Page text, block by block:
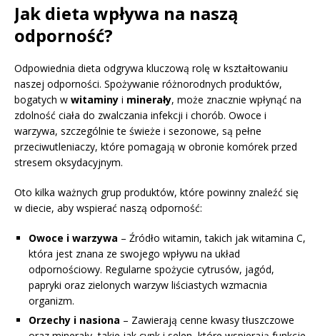
Jak dieta wpływa na naszą
odporność?
Odpowiednia dieta odgrywa kluczową rolę w kształtowaniu
naszej odporności. Spożywanie różnorodnych produktów,
bogatych w witaminy i minerały, może znacznie wpłynąć na
zdolność ciała do zwalczania infekcji i chorób. Owoce i
warzywa, szczególnie te świeże i sezonowe, są pełne
przeciwutleniaczy, które pomagają w obronie komórek przed
stresem oksydacyjnym.
Oto kilka ważnych grup produktów, które powinny znaleźć się
w diecie, aby wspierać naszą odporność:
Owoce i warzywa – Źródło witamin, takich jak witamina C,
która jest znana ze swojego wpływu na układ
odpornościowy. Regularne spożycie cytrusów, jagód,
papryki oraz zielonych warzyw liściastych wzmacnia
organizm.
Orzechy i nasiona – Zawierają cenne kwasy tłuszczowe